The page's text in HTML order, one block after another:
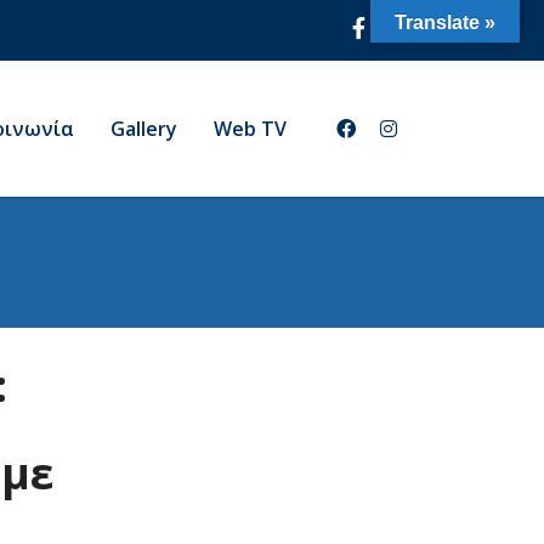
Gallery Web TV
Translate »